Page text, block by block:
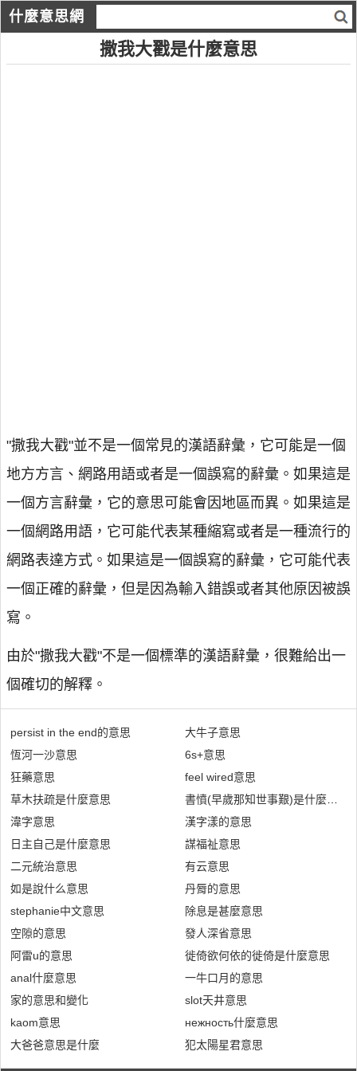
什麼意思網
撒我大戳是什麼意思
"撒我大戳"並不是一個常見的漢語辭彙，它可能是一個
地方方言、網路用語或者是一個誤寫的辭彙。如果這是
一個方言辭彙，它的意思可能會因地區而異。如果這是
一個網路用語，它可能代表某種縮寫或者是一種流行的
網路表達方式。如果這是一個誤寫的辭彙，它可能代表
一個正確的辭彙，但是因為輸入錯誤或者其他原因被誤
寫。
由於"撒我大戳"不是一個標準的漢語辭彙，很難給出一
個確切的解釋。
persist in the end的意思
恆河一沙意思
狂藥意思
草木扶疏是什麼意思
湋字意思
日主自己是什麼意思
二元統治意思
如是說什么意思
stephanie中文意思
空隙的意思
阿雷u的意思
anal什麼意思
家的意思和變化
kaom意思
大爸爸意思是什麼
大牛子意思
6s+意思
feel wired意思
書憤(早歲那知世事艱)是什麼意思
漢字漾的意思
謀福祉意思
有云意思
丹脣的意思
除息是甚麼意思
發人深省意思
徙倚欲何依的徙倚是什麼意思
一牛口月的意思
slot天井意思
нежность什麼意思
犯太陽星君意思